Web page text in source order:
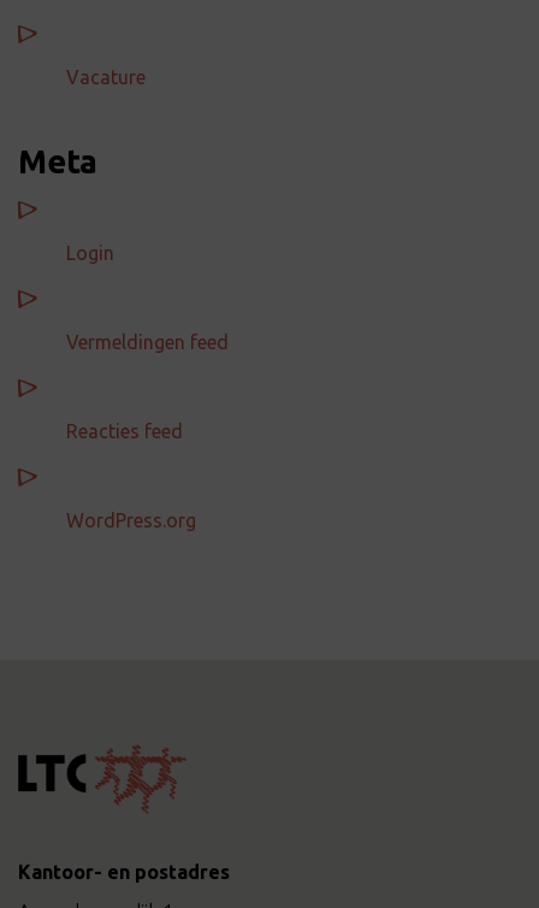
Vacature
Meta
Login
Vermeldingen feed
Reacties feed
WordPress.org
Kantoor- en postadres